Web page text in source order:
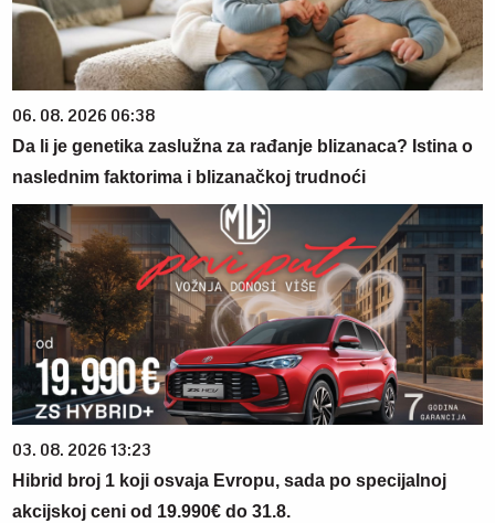
06. 08. 2026 06:38
Da li je genetika zaslužna za rađanje blizanaca? Istina o
naslednim faktorima i blizanačkoj trudnoći
03. 08. 2026 13:23
Hibrid broj 1 koji osvaja Evropu, sada po specijalnoj
akcijskoj ceni od 19.990€ do 31.8.